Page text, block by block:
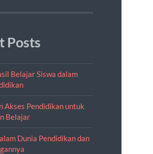
Posts
Belajar Siswa dalam
Akses Pendidikan untuk
Belajar
Dunia Pendidikan dan